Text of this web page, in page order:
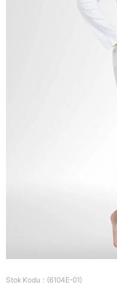
Stok Kodu (6104E-01)